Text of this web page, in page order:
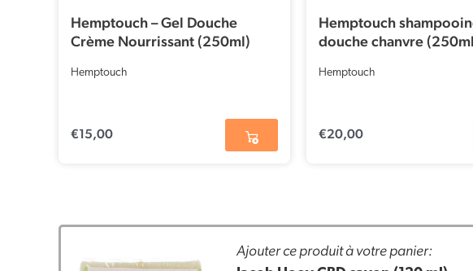
Hemptouch – Gel Douche
Crème Nourrissant (250ml)
Hemptouch
€15,00
Hemptouch
douche chanvre
Hemptouch
€20,00
Ajouter ce produit à votre panier: